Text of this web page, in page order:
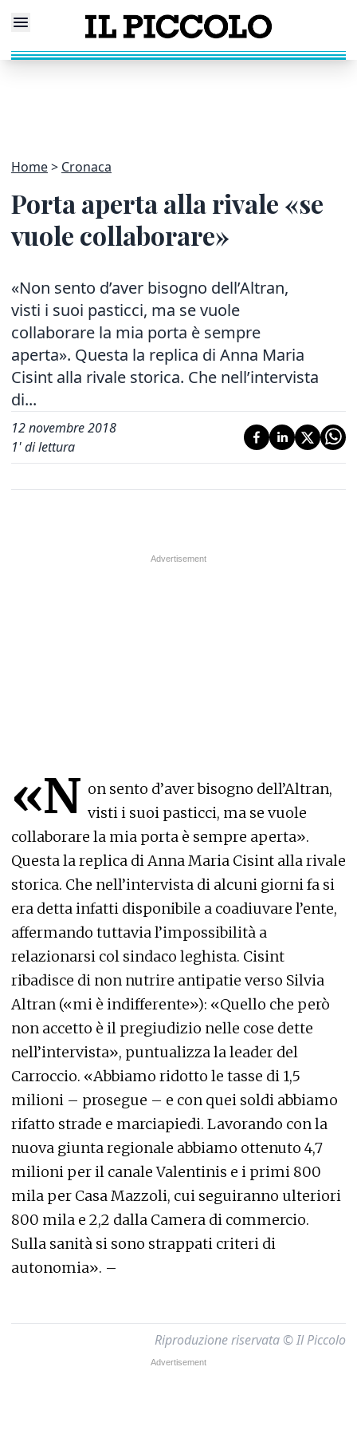
Home Cronaca
Porta aperta alla rivale «se
vuole collaborare»
«Non sento d’aver bisogno dell’Altran,
visti i suoi pasticci, ma se vuole
collaborare la mia porta è sempre
aperta». Questa la replica di Anna Maria
Cisint alla rivale storica. Che nell’intervista
di...
12 novembre 2018
1' di lettura
«N on sento d’aver bisogno dell’Altran,
visti i suoi pasticci, ma se vuole
collaborare la mia porta è sempre aperta».
Questa la replica di Anna Maria Cisint alla rivale
storica. Che nell’intervista di alcuni giorni fa si
era detta infatti disponibile a coadiuvare l’ente,
affermando tuttavia l’impossibilità a
relazionarsi col sindaco leghista. Cisint
ribadisce di non nutrire antipatie verso Silvia
Altran («mi è indifferente»): «Quello che però
non accetto è il pregiudizio nelle cose dette
nell’intervista», puntualizza la leader del
Carroccio. «Abbiamo ridotto le tasse di 1,5
milioni – prosegue – e con quei soldi abbiamo
rifatto strade e marciapiedi. Lavorando con la
nuova giunta regionale abbiamo ottenuto 4,7
milioni per il canale Valentinis e i primi 800
mila per Casa Mazzoli, cui seguiranno ulteriori
800 mila e 2,2 dalla Camera di commercio.
Sulla sanità si sono strappati criteri di
autonomia». –
Riproduzione riservata © Il Piccolo